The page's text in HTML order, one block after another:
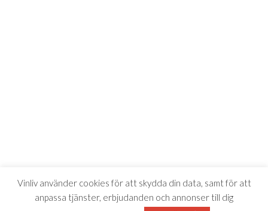
Vinliv använder cookies för att skydda din data, samt för att
anpassa tjänster, erbjudanden och annonser till dig